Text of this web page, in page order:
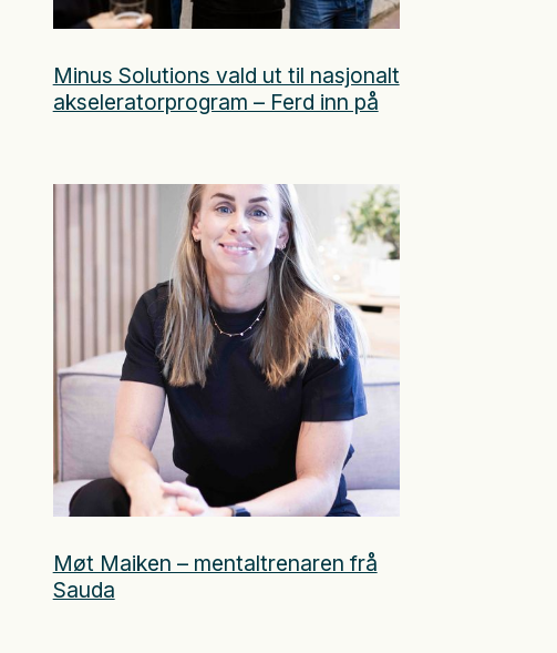
Minus Solutions vald ut til nasjonalt
akseleratorprogram – Ferd inn på
Møt Maiken – mentaltrenaren frå
Sauda